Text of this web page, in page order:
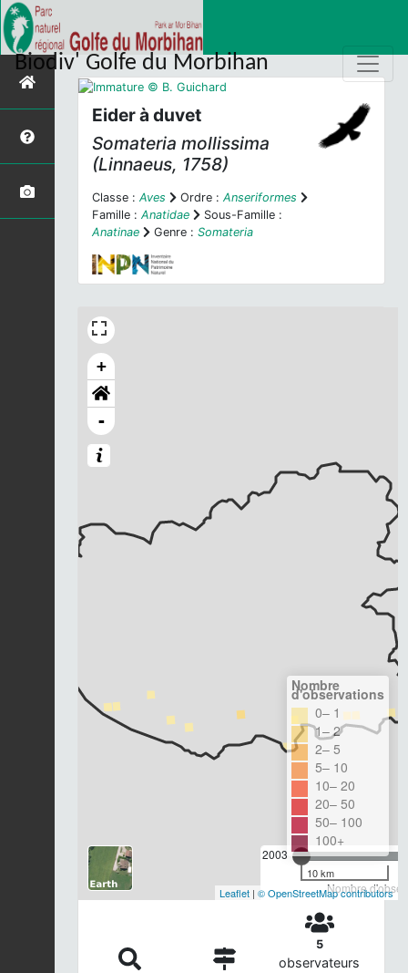
Biodiv' Golfe du Morbihan
Eider à duvet
Somateria mollissima
(Linnaeus, 1758)
Classe : Aves Ordre : Anseriformes
Famille : Anatidae
Sous-Famille :
Anatinae
Genre : Somateria
+
-
2003
Nombre
Nombre
d'observations
0– 1
1– 2
2– 5
5– 10
10– 20
20– 50
50– 100
100+
10 km
Leaflet | © OpenStreetMap contributors
5
observateurs